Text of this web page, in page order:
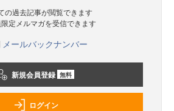
の過去記事が閲覧できます
限定メルマガを受信できます
メールバックナンバー
新規会員登録 無料
ログイン